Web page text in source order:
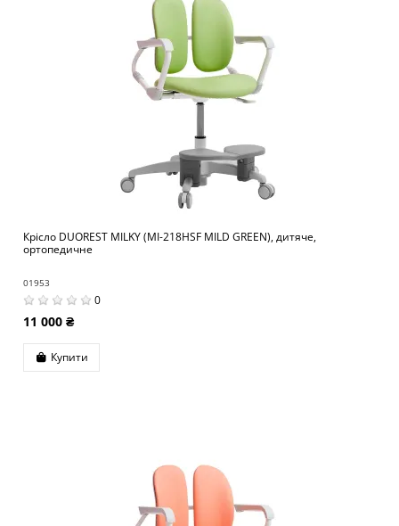
Крісло DUOREST MILKY (MI-218HSF MILD GREEN), дитяче,
ортопедичне
01953
0
11 000 ₴
Купити